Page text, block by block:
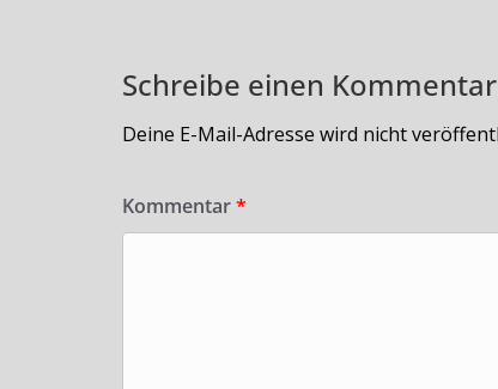
Schreibe einen Kommentar
Deine E-Mail-Adresse wird nicht
Kommentar*